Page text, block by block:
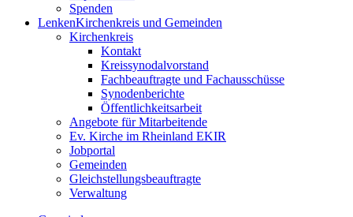
Spenden
LenkenKirchenkreis und Gemeinden
Kirchenkreis
Kontakt
Kreissynodalvorstand
Fachbeauftragte und Fachausschüsse
Synodenberichte
Öffentlichkeitsarbeit
Angebote für Mitarbeitende
Ev. Kirche im Rheinland EKIR
Jobportal
Gemeinden
Gleichstellungs­­­beauftragte
Verwaltung